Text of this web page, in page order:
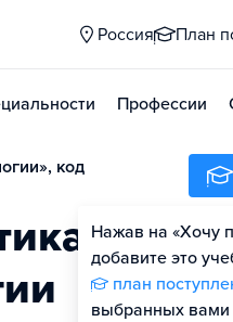
Россия План
Профессии
код
Нажав на «Хочу
добавите это
план
выбранных